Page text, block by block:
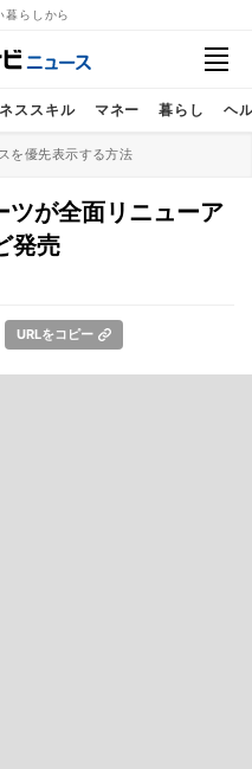
暮らしから
ススキル マネー 暮らし ヘ
を優先表示する方法
ツが全面リニューア
発売
URLをコピー